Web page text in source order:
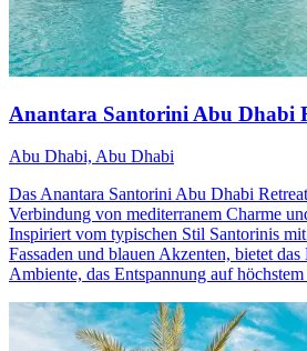
Anantara Santorini Abu Dhabi
Abu Dhabi, Abu Dhabi
Das Anantara Santorini Abu Dhabi
Verbindung von mediterranem Charme
Inspiriert vom typischen Stil Santorinis
Fassaden und blauen Akzenten, bietet
Ambiente, das Entspannung auf